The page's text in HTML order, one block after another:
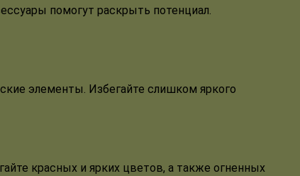
помогут раскрыть потенциал.
элементы. Избегайте слишком яркого
красных и ярких цветов, а также огненных